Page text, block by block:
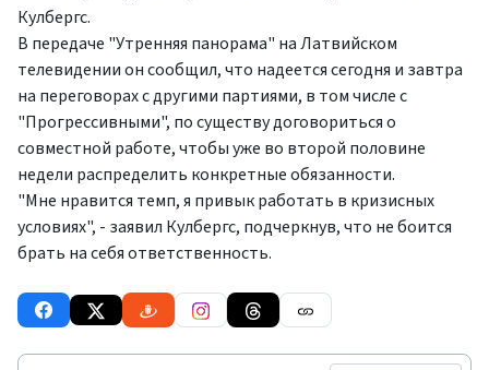
Кулбергс.
В передаче "Утренняя панорама" на Латвийском
телевидении он сообщил, что надеется сегодня и завтра
на переговорах с другими партиями, в том числе с
"Прогрессивными", по существу договориться о
совместной работе, чтобы уже во второй половине
недели распределить конкретные обязанности.
"Мне нравится темп, я привык работать в кризисных
условиях", - заявил Кулбергс, подчеркнув, что не боится
брать на себя ответственность.